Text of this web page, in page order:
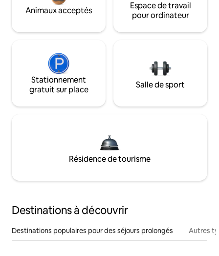
Animaux acceptés
Espace de travail
pour ordinateur
Stationnement
gratuit sur place
Salle de sport
Résidence de tourisme
Destinations à découvrir
Destinations populaires pour des séjours prolongés Autres